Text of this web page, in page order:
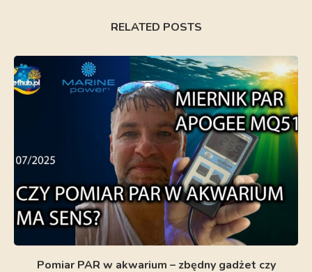
RELATED POSTS
Pomiar PAR w akwarium – zbędny gadżet czy